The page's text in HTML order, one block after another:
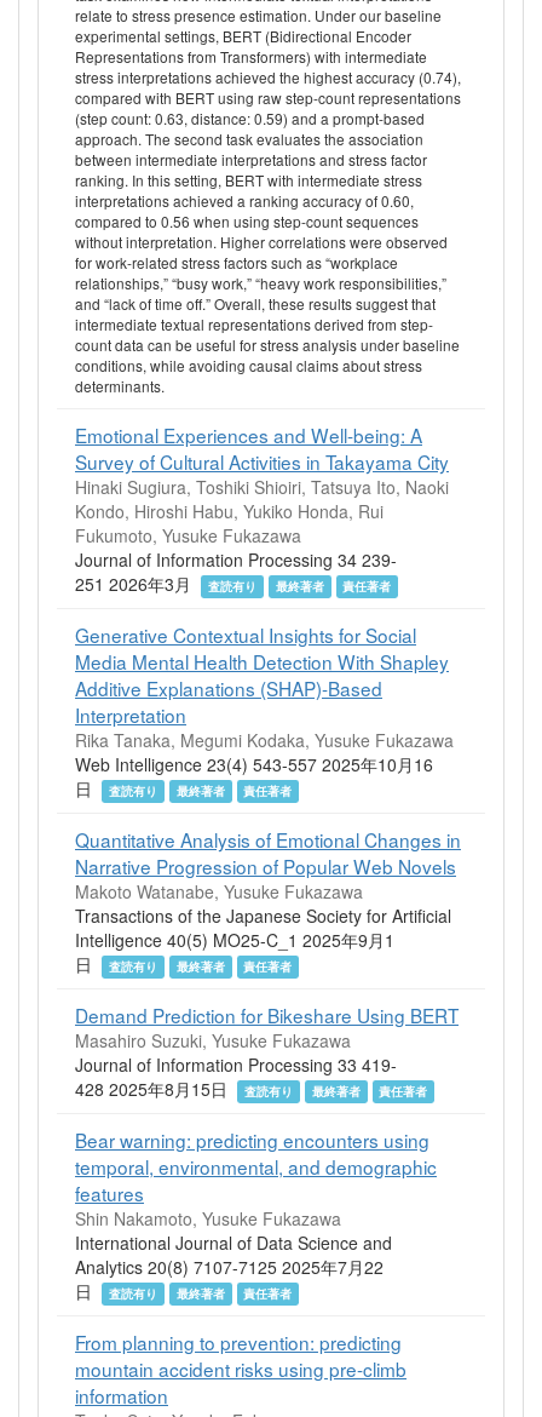
relate to stress presence estimation. Under our baseline
experimental settings, BERT (Bidirectional Encoder
Representations from Transformers) with intermediate
stress interpretations achieved the highest accuracy (0.74),
compared with BERT using raw step-count representations
(step count: 0.63, distance: 0.59) and a prompt-based
approach. The second task evaluates the association
between intermediate interpretations and stress factor
ranking. In this setting, BERT with intermediate stress
interpretations achieved a ranking accuracy of 0.60,
compared to 0.56 when using step-count sequences
without interpretation. Higher correlations were observed
for work-related stress factors such as “workplace
relationships,” “busy work,” “heavy work responsibilities,”
and “lack of time off.” Overall, these results suggest that
intermediate textual representations derived from step-
count data can be useful for stress analysis under baseline
conditions, while avoiding causal claims about stress
determinants.
Emotional Experiences and Well-being: A
Survey of Cultural Activities in Takayama City
Hinaki Sugiura, Toshiki Shioiri, Tatsuya Ito, Naoki
Kondo, Hiroshi Habu, Yukiko Honda, Rui
Fukumoto, Yusuke Fukazawa
Journal of Information Processing 34 239-
251 2026年3月
査読有り 最終著者 責任著者
Generative Contextual Insights for Social
Media Mental Health Detection With Shapley
Additive Explanations (SHAP)-Based
Interpretation
Rika Tanaka, Megumi Kodaka, Yusuke Fukazawa
Web Intelligence 23(4) 543-557 2025年10月16
日
査読有り 最終著者 責任著者
Quantitative Analysis of Emotional Changes in
Narrative Progression of Popular Web Novels
Makoto Watanabe, Yusuke Fukazawa
Transactions of the Japanese Society for Artificial
Intelligence 40(5) MO25-C_1 2025年9月1
日
査読有り 最終著者 責任著者
Demand Prediction for Bikeshare Using BERT
Masahiro Suzuki, Yusuke Fukazawa
Journal of Information Processing 33 419-
428 2025年8月15日
査読有り 最終著者 責任著者
Bear warning: predicting encounters using
temporal, environmental, and demographic
features
Shin Nakamoto, Yusuke Fukazawa
International Journal of Data Science and
Analytics 20(8) 7107-7125 2025年7月22
日
査読有り 最終著者 責任著者
From planning to prevention: predicting
mountain accident risks using pre-climb
information